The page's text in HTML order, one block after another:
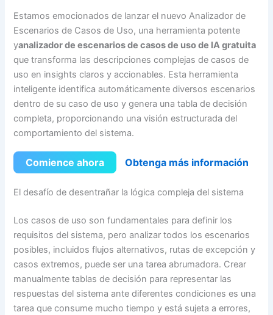
Estamos emocionados de lanzar el nuevo Analizador de
Escenarios de Casos de Uso, una herramienta potente
yanalizador de escenarios de casos de uso de IA gratuita
que transforma las descripciones complejas de casos de
uso en insights claros y accionables. Esta herramienta
inteligente identifica automáticamente diversos escenarios
dentro de su caso de uso y genera una tabla de decisión
completa, proporcionando una visión estructurada del
comportamiento del sistema.
Comience ahora Obtenga más información
El desafío de desentrañar la lógica compleja del sistema
Los casos de uso son fundamentales para definir los
requisitos del sistema, pero analizar todos los escenarios
posibles, incluidos flujos alternativos, rutas de excepción y
casos extremos, puede ser una tarea abrumadora. Crear
manualmente tablas de decisión para representar las
respuestas del sistema ante diferentes condiciones es una
tarea que consume mucho tiempo y está sujeta a errores,